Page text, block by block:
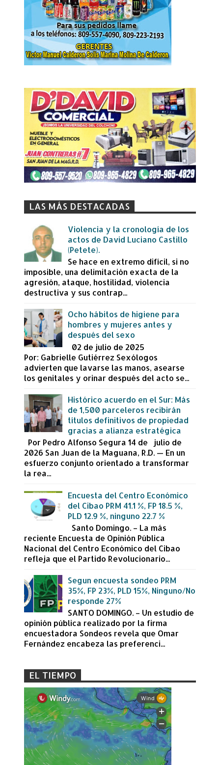
LAS MÁS DESTACADAS
Violencia y la cronología de los
actos de David Luciano Castillo
(Petete).
Se hace en extremo difícil, si no
imposible, una delimitación exacta de la
agresión, ataque, hostilidad, violencia
destructiva y sus contrap...
Ocho hábitos de higiene para
hombres y mujeres antes y
después del sexo
02 de julio de 2025
Por: Gabrielle Gutiérrez Sexólogos
advierten que lavarse las manos, asearse
los genitales y orinar después del acto se...
Histórico acuerdo en el Sur: Más
de 1,500 parceleros recibirán
títulos definitivos de propiedad
gracias a alianza estratégica
Por Pedro Alfonso Segura 14 de julio de
2026 San Juan de la Maguana, R.D. — En un
esfuerzo conjunto orientado a transformar
la rea...
Encuesta del Centro Económico
del Cibao PRM 41.1 %, FP 18.5 %,
PLD 12.9 %, ninguno 22.7 %
Santo Domingo. – La más
reciente Encuesta de Opinión Pública
Nacional del Centro Económico del Cibao
refleja que el Partido Revolucionario...
Segun encuesta sondeo PRM
35%, FP 23%, PLD 15%, Ninguno/No
responde 27%
SANTO DOMINGO. – Un estudio de
opinión pública realizado por la firma
encuestadora Sondeos revela que Omar
Fernández encabeza las preferenci...
EL TIEMPO